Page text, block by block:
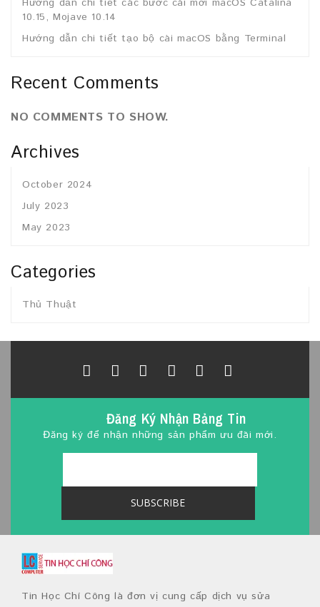
10.15, Mojave 10.14
Hướng dẫn chi tiết tạo bộ cài macOS bằng Terminal
Recent Comments
NO COMMENTS TO SHOW.
Archives
October 2024
July 2023
May 2023
Categories
Thủ Thuật
Đăng Ký Nhận Bảng Tin
Đăng ký để nhận những sản phẩm ưu đãi mới.
Tin Học Chí Công là đơn vị cung cấp dịch vụ sửa